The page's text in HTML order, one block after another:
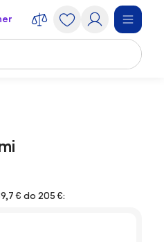
€ do 205 €: